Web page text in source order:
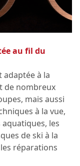
au fil du
adaptée à la
de nombreux
mais aussi
à la vue,
les
de ski à la
réparations